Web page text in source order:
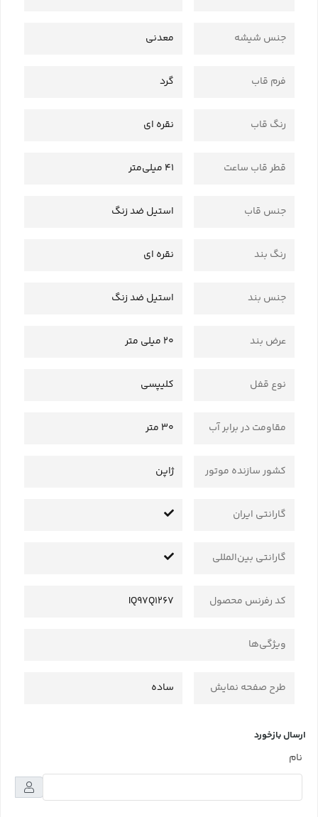
جنس شیشه معدنی
فرم قاب گرد
رنگ قاب نقره ای
قطر قاب ساعت 41 میلی‌متر
جنس قاب استیل ضد زنگ
رنگ بند نقره ای
جنس بند استیل ضد زنگ
عرض بند 20 میلی متر
نوع قفل کلیپسی
مقاومت در برابر آب 30 متر
کشور سازنده موتور ژاپن
گارانتی ایران
گارانتی بین‌المللی
کد رفرنس محصول IQ97Q1267
ویژگی‌ها
طرح صفحه نمایش ساده
ارسال بازخورد
نام